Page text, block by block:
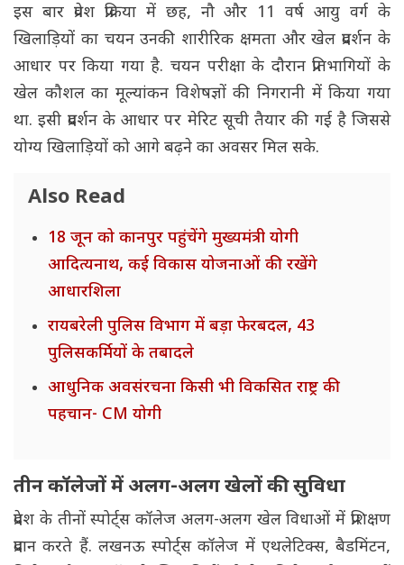
इस बार प्रवेश प्रक्रिया में छह, नौ और 11 वर्ष आयु वर्ग के
खिलाड़ियों का चयन उनकी शारीरिक क्षमता और खेल प्रदर्शन के
आधार पर किया गया है. चयन परीक्षा के दौरान प्रतिभागियों के
खेल कौशल का मूल्यांकन विशेषज्ञों की निगरानी में किया गया
था. इसी प्रदर्शन के आधार पर मेरिट सूची तैयार की गई है जिससे
योग्य खिलाड़ियों को आगे बढ़ने का अवसर मिल सके.
Also Read
18 जून को कानपुर पहुंचेंगे मुख्यमंत्री योगी
आदित्यनाथ, कई विकास योजनाओं की रखेंगे
आधारशिला
रायबरेली पुलिस विभाग में बड़ा फेरबदल, 43
पुलिसकर्मियों के तबादले
आधुनिक अवसंरचना किसी भी विकसित राष्ट्र की
पहचान- CM योगी
तीन कॉलेजों में अलग-अलग खेलों की सुविधा
प्रदेश के तीनों स्पोर्ट्स कॉलेज अलग-अलग खेल विधाओं में प्रशिक्षण
प्रदान करते हैं. लखनऊ स्पोर्ट्स कॉलेज में एथलेटिक्स, बैडमिंटन,